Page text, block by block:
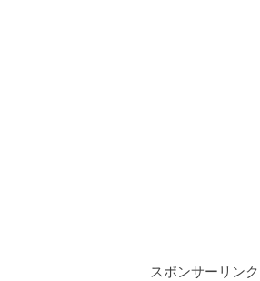
スポンサーリンク